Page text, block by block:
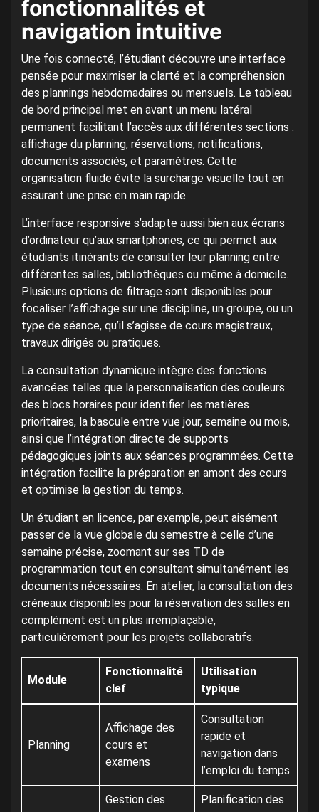
fonctionnalités et
navigation intuitive
Une fois connecté, l’étudiant découvre une interface
pensée pour maximiser la clarté et la compréhension
des plannings hebdomadaires ou mensuels. Le tableau
de bord principal met en avant un menu latéral
permanent facilitant l’accès aux différentes sections :
affichage du planning, réservations, notifications,
documents associés, et paramètres. Cette
organisation fluide évite la surcharge visuelle tout en
assurant une prise en main rapide.
L’interface responsive s’adapte aussi bien aux écrans
d’ordinateur qu’aux smartphones, ce qui permet aux
étudiants itinérants de consulter leur planning entre
différentes salles, bibliothèques ou même à domicile.
Plusieurs options de filtrage sont disponibles pour
focaliser l’affichage sur une discipline, un groupe, ou un
type de séance, qu’il s’agisse de cours magistraux,
travaux dirigés ou pratiques.
La consultation dynamique intègre des fonctions
avancées telles que la personnalisation des couleurs
des blocs horaires pour identifier les matières
prioritaires, la bascule entre vue jour, semaine ou mois,
ainsi que l’intégration directe de supports
pédagogiques joints aux séances programmées. Cette
intégration facilite la préparation en amont des cours
et optimise la gestion du temps.
Un étudiant en licence, par exemple, peut aisément
passer de la vue globale du semestre à celle d’une
semaine précise, zoomant sur ses TD de
programmation tout en consultant simultanément les
documents nécessaires. En atelier, la consultation des
créneaux disponibles pour la réservation des salles en
complément est un plus irremplaçable,
particulièrement pour les projets collaboratifs.
Module
Fonctionnalité
clef
Utilisation
typique
Planning
Affichage des
cours et
examens
Consultation
rapide et
navigation dans
l’emploi du temps
Gestion des
Planification des